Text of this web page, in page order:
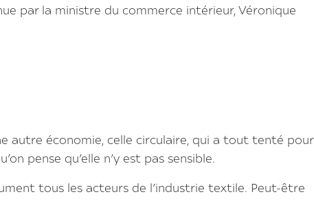
par la ministre du commerce intérieur, Véronique
autre économie, celle circulaire, qui a tout tenté pour
pense qu’elle n’y est pas sensible.
tous les acteurs de l’industrie textile. Peut-être